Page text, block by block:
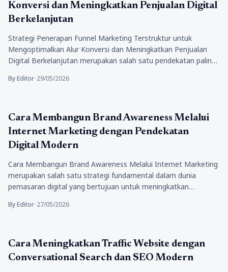
Konversi dan Meningkatkan Penjualan Digital
Berkelanjutan
Strategi Penerapan Funnel Marketing Terstruktur untuk
Mengoptimalkan Alur Konversi dan Meningkatkan Penjualan
Digital Berkelanjutan merupakan salah satu pendekatan paling
By Editor•29/05/2026
Bisnis
Cara Membangun Brand Awareness Melalui
Internet Marketing dengan Pendekatan
Digital Modern
Cara Membangun Brand Awareness Melalui Internet Marketing
merupakan salah satu strategi fundamental dalam dunia
pemasaran digital yang bertujuan untuk meningkatkan…
By Editor•27/05/2026
Bisnis
Cara Meningkatkan Traffic Website dengan
Conversational Search dan SEO Modern